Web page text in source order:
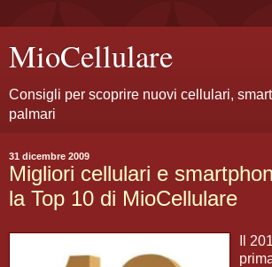
MioCellulare
Consigli per scoprire nuovi cellulari,
palmari
31 dicembre 2009
Migliori cellulari e
la Top 10 di MioCellulare
Il